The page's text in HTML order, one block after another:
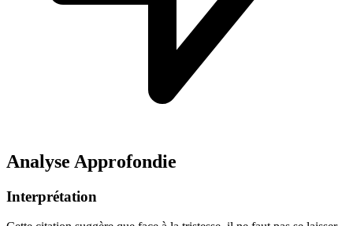
Analyse Approfondie
Interprétation